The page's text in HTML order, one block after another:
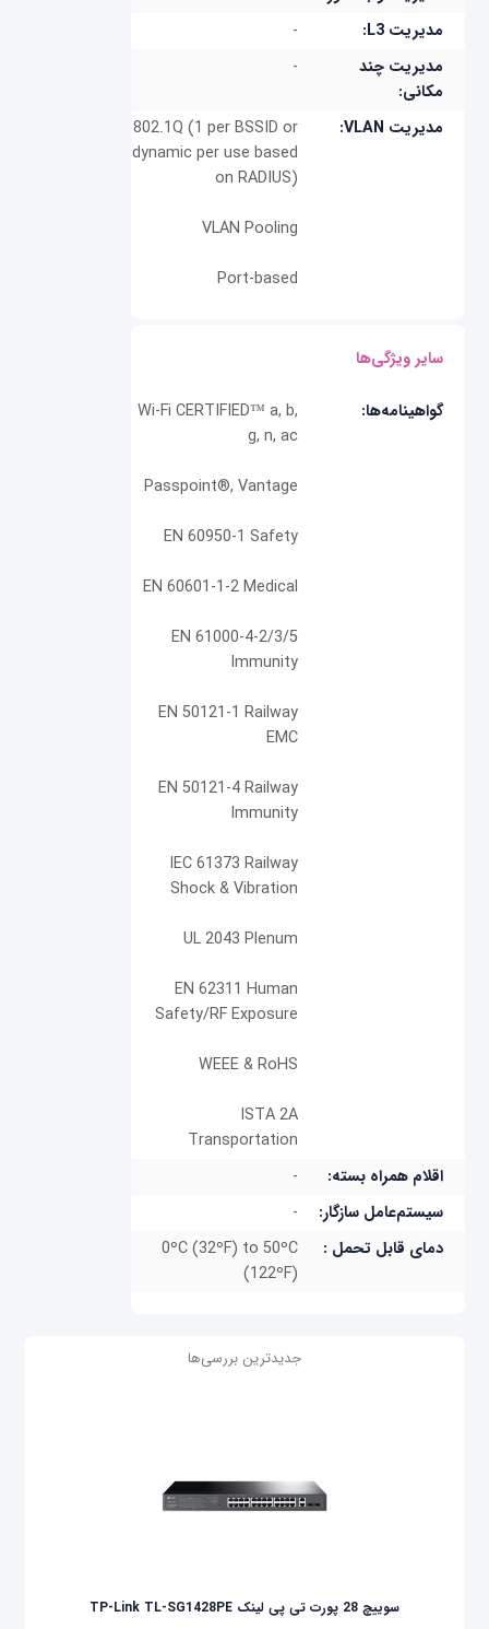
مدیریت L3:
-
مدیریت چند
مکانی:
-
مدیریت VLAN:
802.1Q (1 per BSSID or
dynamic per use based
on RADIUS)
VLAN Pooling
Port-based
سایر ویژگی‌ها
گواهینامه‌ها:
Wi-Fi CERTIFIED™ a, b,
g, n, ac
Passpoint®, Vantage
EN 60950-1 Safety
EN 60601-1-2 Medical
EN 61000-4-2/3/5
Immunity
EN 50121-1 Railway
EMC
EN 50121-4 Railway
Immunity
IEC 61373 Railway
Shock & Vibration
UL 2043 Plenum
EN 62311 Human
Safety/RF Exposure
WEEE & RoHS
ISTA 2A
Transportation
اقلام همراه بسته:
-
سیستم‌عامل سازگار:
-
دمای قابل تحمل :
0ºC (32ºF) to 50ºC
(122ºF)
جدیدترین بررسی‌ها
سوییچ 28 پورت تی پی لینک TP-Link TL-SG1428PE